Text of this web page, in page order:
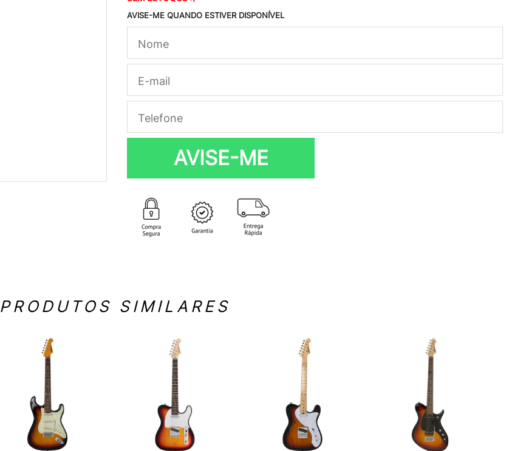
AVISE-ME QUANDO ESTIVER DISPONÍVEL
AVISE-ME
PRODUTOS SIMILARES